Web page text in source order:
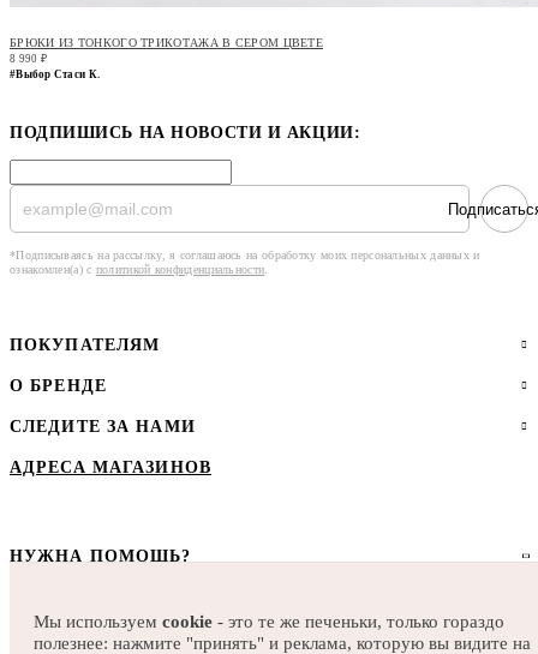
БРЮКИ ИЗ ТОНКОГО ТРИКОТАЖА В СЕРОМ ЦВЕТЕ
8 990 ₽
#Выбор Стаси К.
ПОДПИШИСЬ НА НОВОСТИ И АКЦИИ:
*Подписываясь на рассылку, я соглашаюсь на обработку моих персональных данных и
ознакомлен(а) с политикой конфиденциальности.
ПОКУПАТЕЛЯМ
О БРЕНДЕ
СЛЕДИТЕ ЗА НАМИ
АДРЕСА МАГАЗИНОВ
НУЖНА ПОМОЩЬ?
НАПИСАТЬ В ТЕLEGRAM
Мы используем cookie - это те же печеньки, только гораздо
полезнее: нажмите "принять" и реклама, которую вы видите на